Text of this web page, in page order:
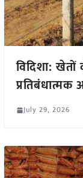
विदिशा: खेतों
July 29, 2026